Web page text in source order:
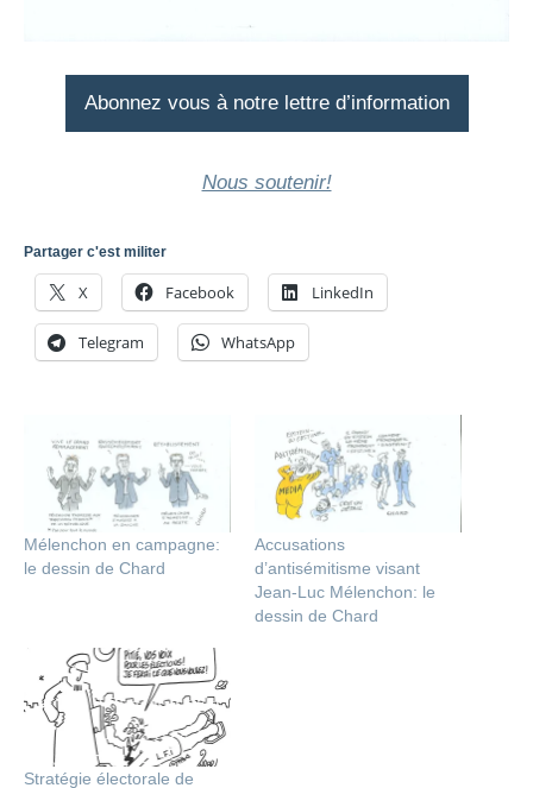
Abonnez vous à notre lettre d’information
Nous soutenir!
Partager c'est militer
X Facebook LinkedIn
Telegram WhatsApp
Mélenchon en campagne:
le dessin de Chard
Accusations
d’antisémitisme visant
Jean-Luc Mélenchon: le
dessin de Chard
Stratégie électorale de